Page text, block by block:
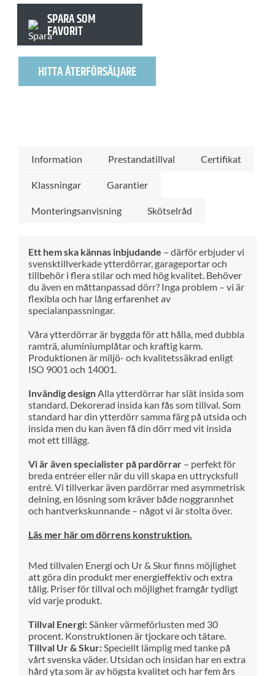
SPARA SOM
FAVORIT
HITTA ÅTERFÖRSÄLJARE
Information Prestandatillval Certifikat
Klassningar Garantier
Monteringsanvisning Skötselråd
Ett hem ska kännas inbjudande – därför erbjuder vi
svensktillverkade ytterdörrar, garageportar och
tillbehör i flera stilar och med hög kvalitet. Behöver
du även en måttanpassad dörr? Inga problem – vi är
flexibla och har lång erfarenhet av
specialanpassningar.
Våra ytterdörrar är byggda för att hålla, med dubbla
ramträ, aluminiumplåtar och kraftig karm.
Produktionen är miljö- och kvalitetssäkrad enligt
ISO 9001 och 14001.
Invändig designAlla ytterdörrar har slät insida som
standard. Dekorerad insida kan fås som tillval. Som
standard har din ytterdörr samma färg på utsida och
insida men du kan även få din dörr med vit insida
mot ett tillägg.
Vi är även specialister på pardörrar– perfekt för
breda entréer eller när du vill skapa en uttrycksfull
entré. Vi tillverkar även pardörrar med asymmetrisk
delning, en lösning som kräver både noggrannhet
och hantverkskunnande – något vi är stolta över.
Läs mer här om dörrens konstruktion.
Med tillvalen Energi och Ur & Skur finns möjlighet
att göra din produkt merenergieffektiv och extra
tålig. Priser för tillval och möjlighet framgår tydligt
vid varje produkt.
Tillval Energi:Sänker värmeförlusten med 30
procent. Konstruktionen är tjockare och tätare.
Tillval Ur & Skur:Speciellt lämplig med tanke på
vårt svenska väder. Utsidan och insidan har en extra
hård yta som är av högsta kvalitet och har fem års